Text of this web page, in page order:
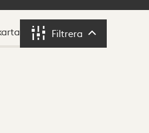
Filtrera Filtrera